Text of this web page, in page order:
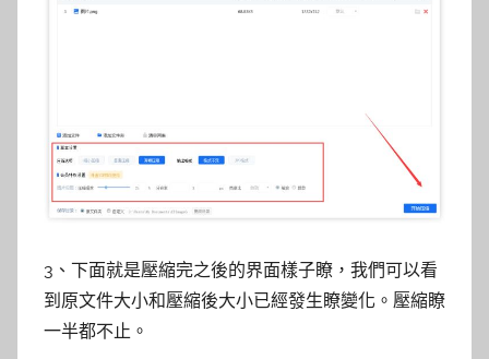
3、下面就是壓縮完之後的界面樣子瞭，我們可以看
到原文件大小和壓縮後大小已經發生瞭變化。壓縮瞭
一半都不止。